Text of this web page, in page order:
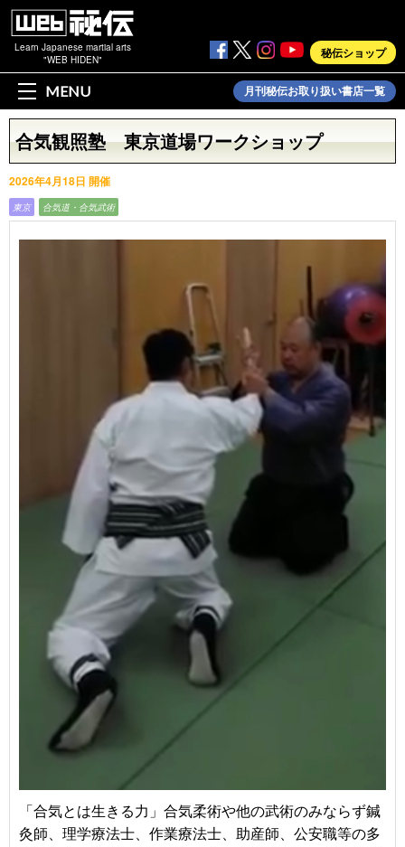
Learn Japanese martial arts
"WEB HIDEN"
秘伝ショップ
MENU 月刊秘伝お取り扱い書店一覧
合気観照塾 東京道場ワークショップ
2026年4月18日 開催
東京 合気道・合気武術
「合気とは生きる力」合気柔術や他の武術のみならず鍼
灸師、理学療法士、作業療法士、助産師、公安職等の多